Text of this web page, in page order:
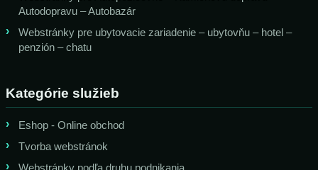
Autodopravu – Autobazár
Webstránky pre ubytovacie zariadenie – ubytovňu – hotel –
penzión – chatu
Kategórie služieb
Eshop - Online obchod
Tvorba webstránok
Webstránky podľa druhu podnikania